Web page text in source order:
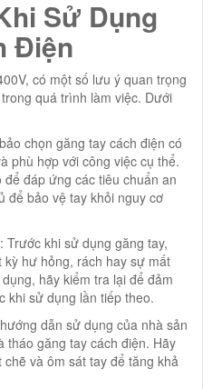
Sử Dụng
Điện
có một số lưu ý quan trọng
quá trình làm việc. Dưới
chọn găng tay cách điện có
phù hợp với công việc cụ thể.
đáp ứng các tiêu chuẩn an
để bảo vệ tay khỏi nguy cơ
khi sử dụng găng tay,
hư hỏng, rách hay sự mất
hãy kiểm tra lại để đảm
khi sử dụng lần tiếp theo.
dẫn sử dụng của nhà sản
tháo găng tay cách điện. Hãy
và ôm sát tay để tăng khả